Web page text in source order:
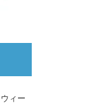
ィー